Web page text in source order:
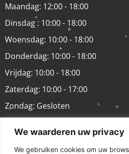
We waarderen uw privacy
We gebruiken cookies om uw
Maandag: 12:00 - 18:00
Dinsdag : 10:00 - 18:00
Woensdag: 10:00 - 18:00
Donderdag: 10:00 - 18:00
Vrijdag: 10:00 - 18:00
Zaterdag: 10:00 - 17:00
Zondag: Gesloten
VOLG